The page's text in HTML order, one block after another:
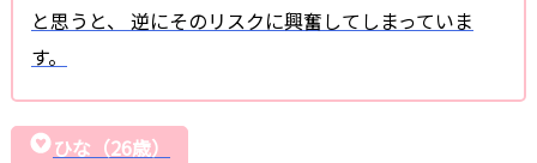
と思うと、 逆にそのリスクに興奮してしまっていま
す。
ひな（26歳）